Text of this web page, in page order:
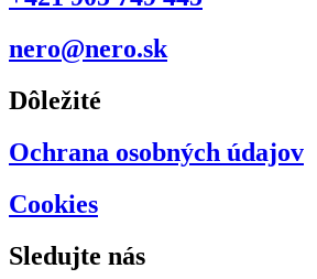
nero@nero.sk
Dôležité
Ochrana osobných údajov
Cookies
Sledujte nás